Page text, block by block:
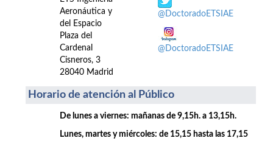
Aeronáutica y
del Espacio
Plaza del
Cardenal
Cisneros, 3
28040 Madrid
@DoctoradoETSIAE
@DoctoradoETSIAE
Horario de atención al Público
De lunes a viernes: mañanas de 9,15h. a 13,15h.
Lunes, martes y miércoles: de 15,15 hasta las 17,15